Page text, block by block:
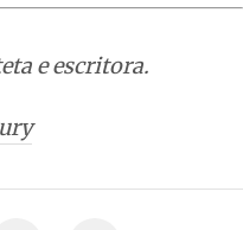
e escritora.